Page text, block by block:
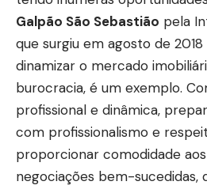
Galpão São Sebastião pela
que surgiu em agosto de
dinamizar o mercado
burocracia, é um exemplo.
profissional e dinâmica,
com profissionalismo e
proporcionar comodidade
negociações bem-sucedidas,